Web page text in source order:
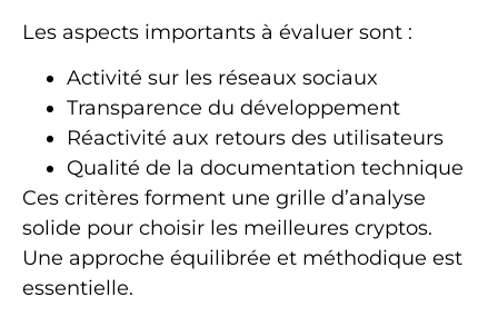
Les aspects importants à évaluer sont :
Activité sur les réseaux sociaux
Transparence du développement
Réactivité aux retours des utilisateurs
Qualité de la documentation technique
Ces critères forment une grille d’analyse
solide pour choisir les meilleures cryptos.
Une approche équilibrée et méthodique est
essentielle.